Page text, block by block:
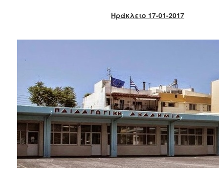
2015
2011
2010
2006
ΤΟΠΟΣ
Ηράκλειο 17-01-2017